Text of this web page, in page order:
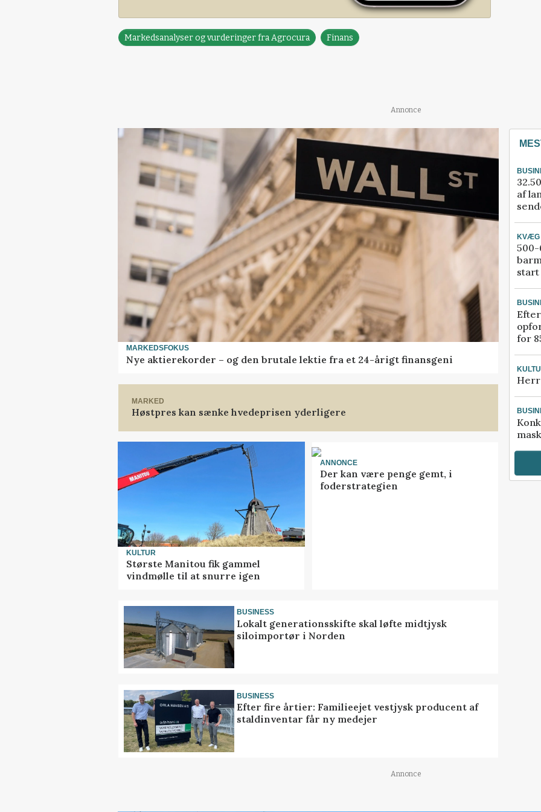
Markedsanalyser og vurderinger fra Agrocura Finans
Annonce
MARKEDSFOKUS
Nye aktierekorder – og den brutale lektie fra et 24-årigt finansgeni
MARKED
Høstpres kan sænke hvedeprisen yderligere
KULTUR
Største Manitou fik gammel
vindmølle til at snurre igen
ANNONCE
Der kan være penge gemt, i
foderstrategien
BUSINESS
Lokalt generationsskifte skal løfte midtjysk
siloimportør i Norden
BUSINESS
Efter fire årtier: Familieejet vestjysk producent af
staldinventar får ny medejer
af
KVÆG
for
Annonce